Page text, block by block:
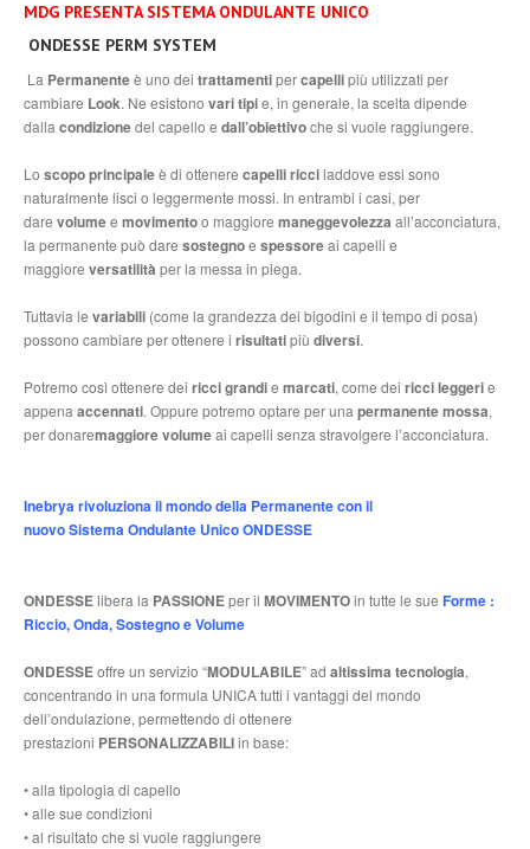
MDG PRESENTA SISTEMA ONDULANTE UNICO
ONDESSE PERM SYSTEM
La Permanenteè uno dei trattamentipercapellipiù utilizzati per
cambiare Look. Ne esistono vari tipie, in generale, la scelta dipende
dalla condizionedel capello e dall’obiettivoche si vuole raggiungere.
Lo scopo principaleè di ottenere capelli ricciladdove essi sono
naturalmente lisci o leggermente mossi. In entrambi i casi, per
dare volumee movimentoo maggiore maneggevolezza all’acconciatura,
la permanente può dare sostegnoe spessoreai capelli e
maggiore versatilità per la messa in piega.
Tuttavia le variabili (come la grandezza dei bigodini e il tempo di posa)
possono cambiare per ottenere i risultatipiù diversi.
Potremo così ottenere dei ricci grandie marcati, come dei ricci leggerie
appena accennati. Oppure potremo optare per una permanente mossa,
per donaremaggiore volumeai capelli senza stravolgere l’acconciatura.
Inebrya rivoluziona il mondo della Permanente con il
nuovoSistemaOndulante Unico ONDESSE
ONDESSElibera la PASSIONEper il MOVIMENTOin tutte le sue Forme :
Riccio, Onda, Sostegno e Volume
ONDESSEoffre un servizio “MODULABILE” ad altissima tecnologia,
concentrando in una formula UNICA tutti i vantaggi del mondo
dell’ondulazione, permettendo di ottenere
prestazioni PERSONALIZZABILIin base:
• alla tipologia di capello
• alle sue condizioni
• al risultato che si vuole raggiungere